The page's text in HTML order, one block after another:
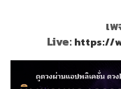
เ
Live:https://